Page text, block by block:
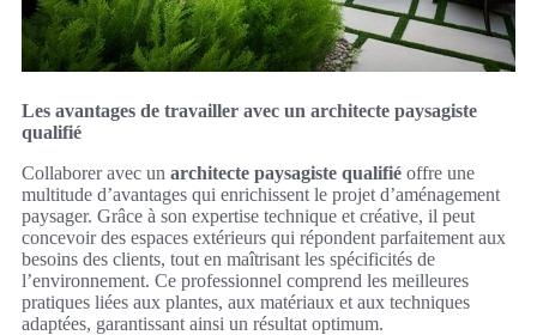
Les avantages de travailler avec un architecte paysagiste
qualifié
Collaborer avec un architecte paysagiste qualifié offre une
multitude d’avantages qui enrichissent le projet d’aménagement
paysager. Grâce à son expertise technique et créative, il peut
concevoir des espaces extérieurs qui répondent parfaitement aux
besoins des clients, tout en maîtrisant les spécificités de
l’environnement. Ce professionnel comprend les meilleures
pratiques liées aux plantes, aux matériaux et aux techniques
adaptées, garantissant ainsi un résultat optimum.